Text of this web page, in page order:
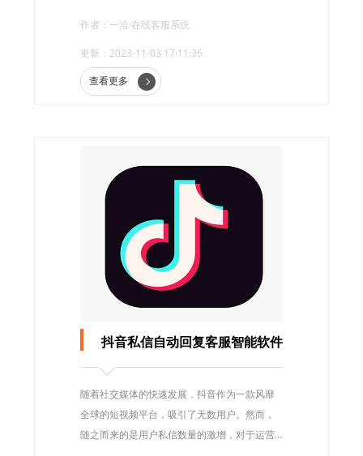
中，如何选择适合自己企业的客服系统成为了
一项具有挑战性的任务。
作者：一洽·在线客服系统
更新：2023-11-03 17:11:36
查看更多
抖音私信自动回复客服智能软件
随着社交媒体的快速发展，抖音作为一款风靡
全球的短视频平台，吸引了无数用户。然而，
随之而来的是用户私信数量的激增，对于运营